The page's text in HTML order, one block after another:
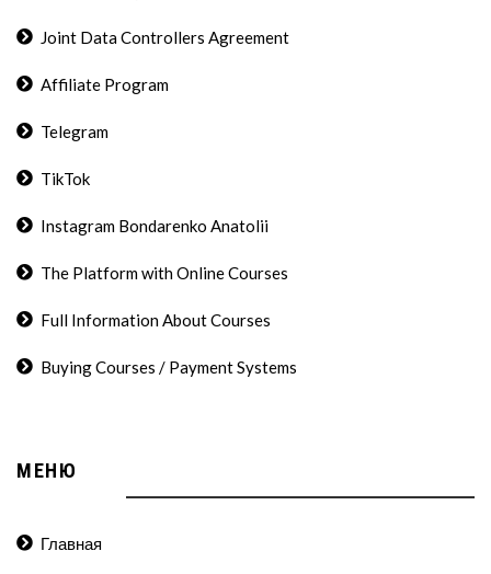
Joint Data Controllers Agreement
Affiliate Program
Telegram
TikTok
Instagram Bondarenko Anatolii
The Platform with Online Courses
Full Information About Courses
Buying Courses / Payment Systems
МЕНЮ
Главная